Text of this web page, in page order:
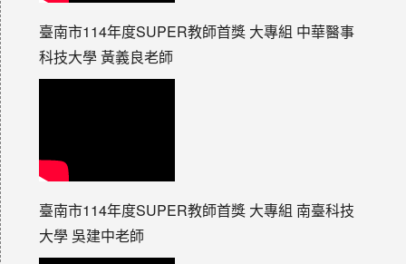
臺南市114年度SUPER教師首獎 大專組 中華醫事
科技大學 黃義良老師
臺南市114年度SUPER教師首獎 大專組 南臺科技
大學 吳建中老師